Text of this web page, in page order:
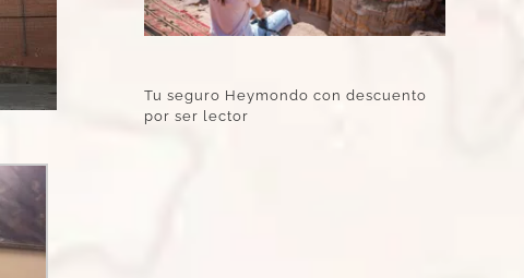
Tu seguro Heymondo con descuento
por ser lector